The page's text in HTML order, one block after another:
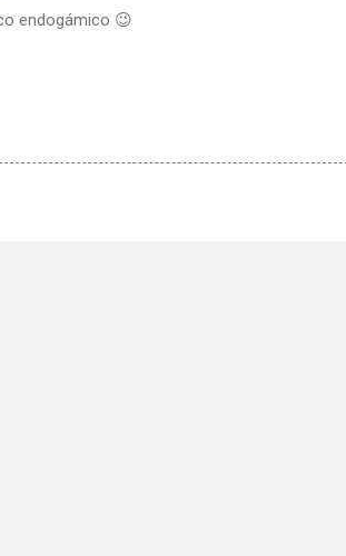
endogámico 😉